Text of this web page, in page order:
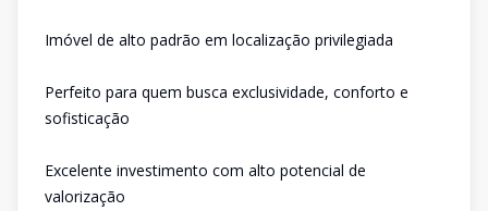
Imóvel de alto padrão em localização privilegiada
Perfeito para quem busca exclusividade, conforto e
sofisticação
Excelente investimento com alto potencial de
valorização